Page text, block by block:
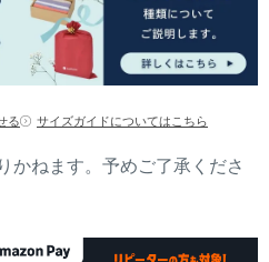
る サイズガイドについてはこちら
かねます。予めご了承くださ